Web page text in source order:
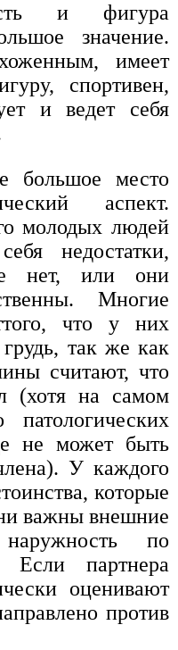
и фигура
значение.
имеет
спортивен,
и ведет себя
большое место
аспект.
молодых людей
недостатки,
нет, или они
Многие
что у них
так же как
считают, что
(хотя на самом
не может быть
У каждого
которые
важны внешние
по
Если партнера
оценивают
против